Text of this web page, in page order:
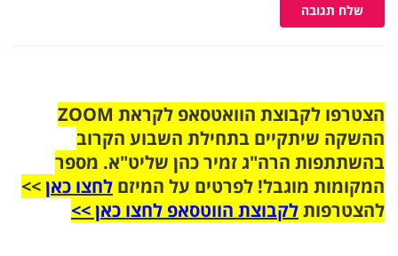
שלח תגובה
הצטרפו לקבוצת הוואטסאפ לקראת ZOOM
ההשקה שיתקיים בתחילת השבוע הקרוב
בהשתתפות הרה"ג זמיר כהן שליט"א. מספר
המקומות מוגבל! לפרטים על המיזם לחצו כאן>>
להצטרפותלקבוצת הווטסאפ לחצו כאן >>